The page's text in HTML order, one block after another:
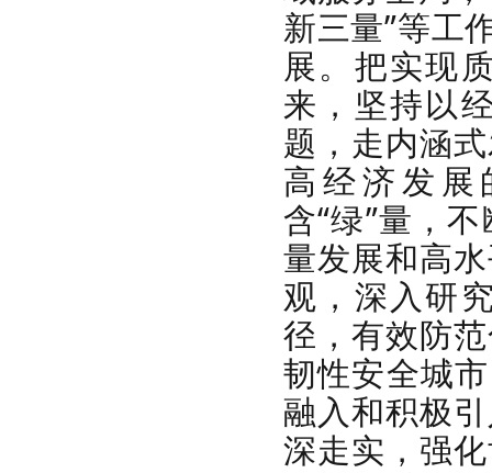
新三量”等工
展。把实现
来，坚持以
题，走内涵
高经济发展
含“绿”量，
量发展和高
观，深入研
径，有效防
韧性安全城
融入和积极
深走实，强